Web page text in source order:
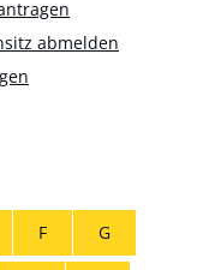
abmelden
F G